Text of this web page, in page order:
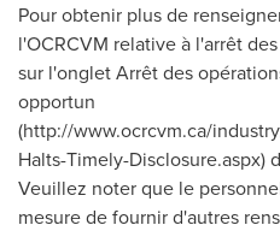
Pour obtenir plus de
l'OCRCVM relative à l'arrêt
sur l'onglet Arrêt des
opportun
(http://www.ocrcvm.ca/
Halts-Timely-Disclosure.aspx)
Veuillez noter que le
mesure de fournir d'autres